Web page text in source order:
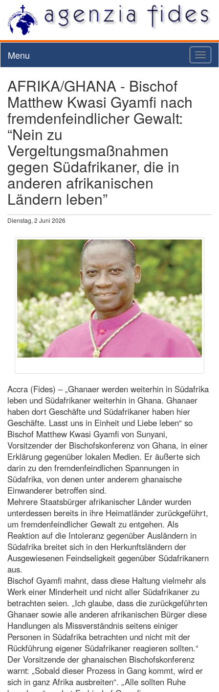
Menu
AFRIKA/GHANA - Bischof
Matthew Kwasi Gyamfi nach
fremdenfeindlicher Gewalt:
“Nein zu
Vergeltungsmaßnahmen
gegen Südafrikaner, die in
anderen afrikanischen
Ländern leben”
Dienstag, 2 Juni 2026
Accra (Fides) – „Ghanaer werden weiterhin in Südafrika
leben und Südafrikaner weiterhin in Ghana. Ghanaer
haben dort Geschäfte und Südafrikaner haben hier
Geschäfte. Lasst uns in Einheit und Liebe leben“ so
Bischof Matthew Kwasi Gyamfi von Sunyani,
Vorsitzender der Bischofskonferenz von Ghana, in einer
Erklärung gegenüber lokalen Medien. Er äußerte sich
darin zu den fremdenfeindlichen Spannungen in
Südafrika, von denen unter anderem ghanaische
Einwanderer betroffen sind.
Mehrere Staatsbürger afrikanischer Länder wurden
unterdessen bereits in ihre Heimatländer zurückgeführt,
um fremdenfeindlicher Gewalt zu entgehen. Als
Reaktion auf die Intoleranz gegenüber Ausländern in
Südafrika breitet sich in den Herkunftsländern der
Ausgewiesenen Feindseligkeit gegenüber Südafrikanern
aus.
Bischof Gyamfi mahnt, dass diese Haltung vielmehr als
Werk einer Minderheit und nicht aller Südafrikaner zu
betrachten seien. „Ich glaube, dass die zurückgeführten
Ghanaer sowie alle anderen afrikanischen Bürger diese
Handlungen als Missverständnis seitens einiger
Personen in Südafrika betrachten und nicht mit der
Rückführung eigener Südafrikaner reagieren sollten.“
Der Vorsitzende der ghanaischen Bischofskonferenz
warnt: „Sobald dieser Prozess in Gang kommt, wird er
sich in ganz Afrika ausbreiten“. „Alle sollten Ruhe